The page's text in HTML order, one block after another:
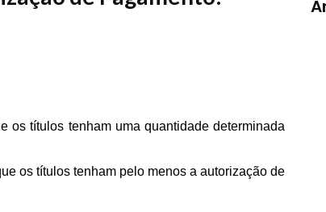
os títulos tenham uma quantidade determinada
os títulos tenham pelo menos a autorização de